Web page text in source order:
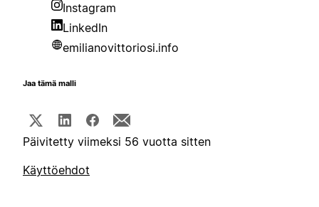
Instagram
LinkedIn
emilianovittoriosi.info
Jaa tämä malli
Päivitetty viimeksi 56 vuotta sitten
Käyttöehdot